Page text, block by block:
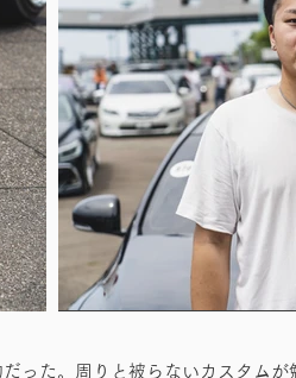
った。周りと被らないカスタム